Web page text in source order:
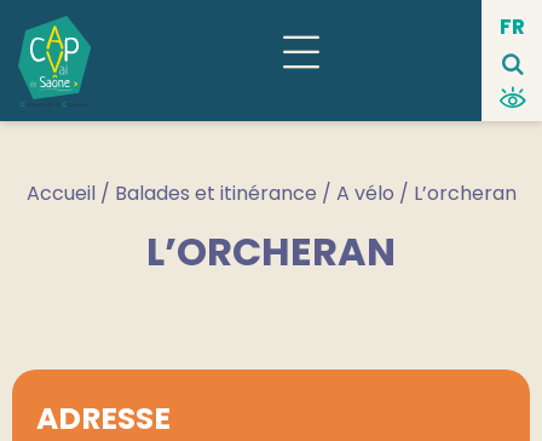
FR
Accueil/ Balades et itinérance / A vélo / L’orcheran
L’ORCHERAN
ADRESSE
Panneau de gestion des cookies